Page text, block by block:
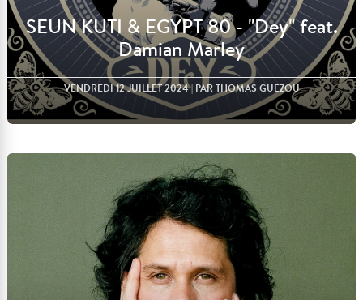
SEUN KUTI & EGYPT 80 - "Dey" feat.
Damian Marley
VENDREDI 12 JUILLET 2024| PAR THOMAS GUEZOU
Lire l'article